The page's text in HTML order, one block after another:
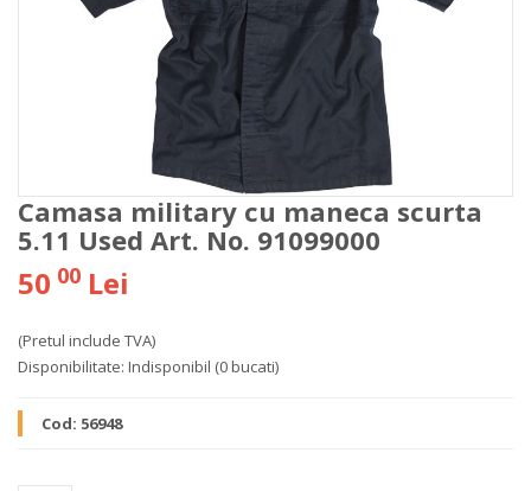
Camasa military cu maneca scurta
5.11 Used Art. No. 91099000
50 00 Lei
(Pretul include TVA)
Disponibilitate: Indisponibil (0 bucati)
Cod: 56948